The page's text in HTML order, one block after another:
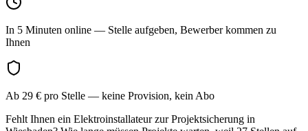
In 5 Minuten online — Stelle aufgeben, Bewerber kommen zu
Ihnen
Ab 29 € pro Stelle — keine Provision, kein Abo
Fehlt Ihnen ein Elektroinstallateur zur Projektsicherung in